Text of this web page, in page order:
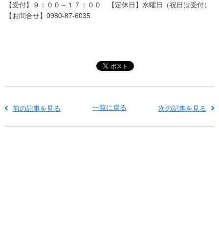
【受付】９：００～１７：００ 【定休日】水曜日（祝日は受付）
【お問合せ】0980-87-6035
前の記事を見る 一覧に戻る 次の記事を見る